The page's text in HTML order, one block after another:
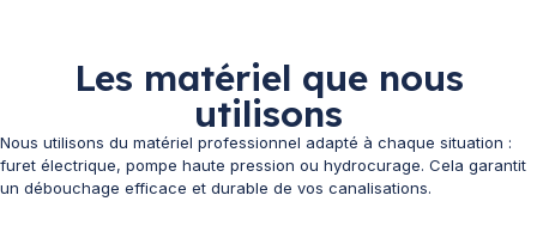
Les matériel que nous
utilisons
Nous utilisons du matériel professionnel adapté à chaque situation :
furet électrique, pompe haute pression ou hydrocurage. Cela garantit
un débouchage efficace et durable de vos canalisations.